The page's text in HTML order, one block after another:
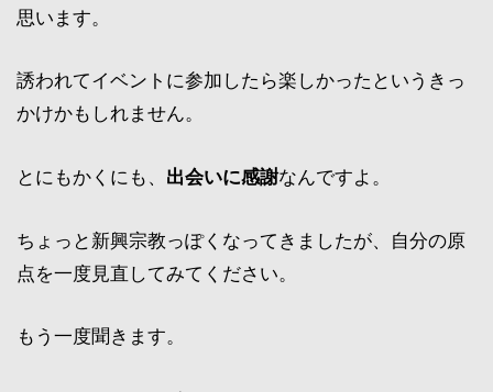
思います。
誘われてイベントに参加したら楽しかったというきっ
かけかもしれません。
とにもかくにも、 出会いに感謝なんですよ。
ちょっと新興宗教っぽくなってきましたが、自分の原
点を一度見直してみてください。
もう一度聞きます。